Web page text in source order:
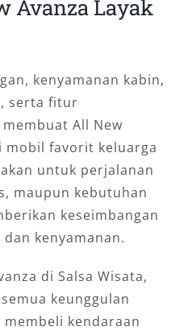
Avanza Layak
kenyamanan kabin,
serta fitur
All New
mobil favorit keluarga
untuk perjalanan
maupun kebutuhan
keseimbangan
kenyamanan.
di Salsa Wisata,
keunggulan
kendaraan